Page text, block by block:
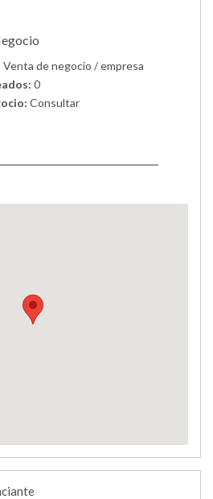
Venta de negocio / empresa
0
Consultar